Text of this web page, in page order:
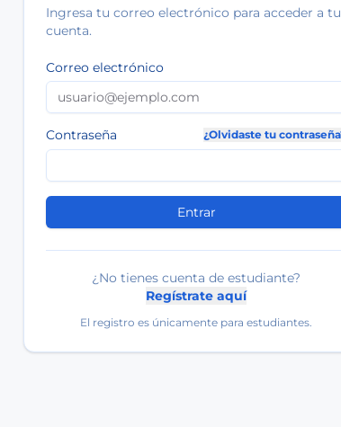
Ingresa tu correo electrónico para acceder a tu
cuenta.
Correo electrónico
Contraseña ¿Olvidaste tu
Entrar
¿No tienes cuenta de estudiante?
Regístrate aquí
El registro es únicamente para estudiantes.